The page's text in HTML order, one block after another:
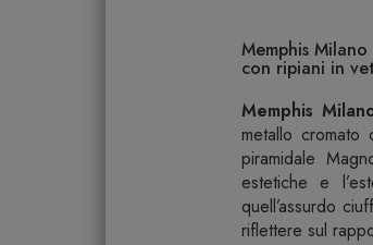
Memphis
con ripiani in
Memphis
metallo cromato
piramidale
estetiche e
quell’assurdo
riflettere sul